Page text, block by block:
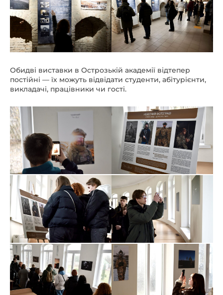
Обидві виставки в Острозькій академії відтепер
постійні — їх можуть відвідати студенти, абітурієнти,
викладачі, працівники чи гості.